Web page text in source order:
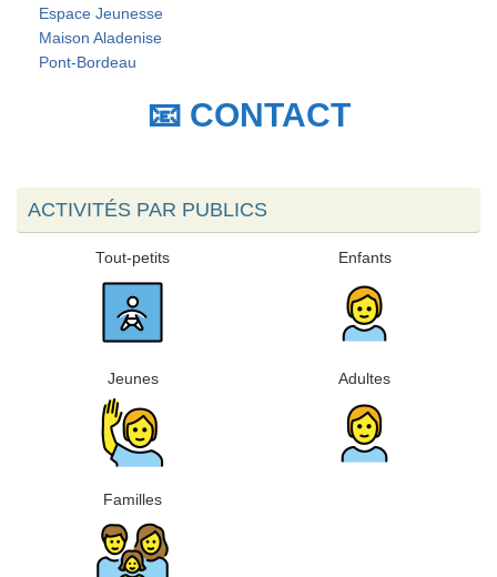
Espace Jeunesse
Maison Aladenise
Pont-Bordeau
📧 CONTACT
ACTIVITÉS PAR PUBLICS
Tout-petits Enfants
Jeunes Adultes
Familles